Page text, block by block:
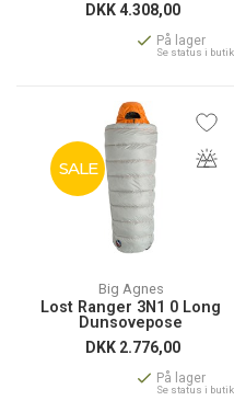
DKK4.308,00
På lager
Se status i butik
SALE
Big Agnes
Lost Ranger 3N1 0 Long
Dunsovepose
DKK 2.776,00
På lager
Se status i butik